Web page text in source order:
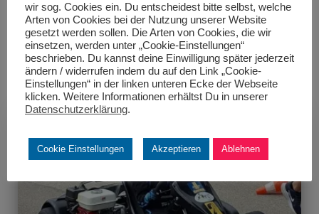
viel Freude, sondern auch beachtliche Erfolge mit nach
Hause. Deutscher Meistertitel für Weiterlesen
wir sog. Cookies ein. Du entscheidest bitte selbst, welche
Arten von Cookies bei der Nutzung unserer Website
gesetzt werden sollen. Die Arten von Cookies, die wir
einsetzen, werden unter „Cookie-Einstellungen“
beschrieben. Du kannst deine Einwilligung später jederzeit
ändern / widerrufen indem du auf den Link „Cookie-
Einstellungen“ in der linken unteren Ecke der Webseite
klicken. Weitere Informationen erhältst Du in unserer
Datenschutzerklärung.
Cookie Einstellungen Akzeptieren Ablehnen